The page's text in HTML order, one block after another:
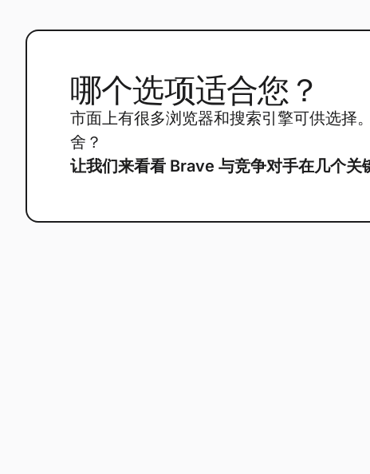
哪个选项适合您？
市面上有很多浏览器和搜索引擎可供选择
舍？
让我们来看看 Brave 与竞争对手在几个关